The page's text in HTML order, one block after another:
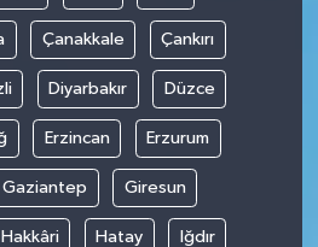
Çanakkale Çankırı
Diyarbakır Düzce
Erzincan Erzurum
Gaziantep Giresun
Hakkâri Hatay Iğdır